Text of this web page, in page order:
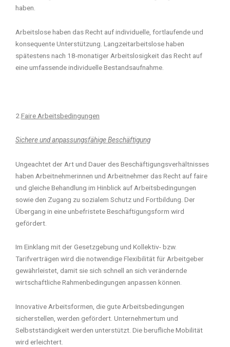
haben.
Arbeitslose haben das Recht auf individuelle, fortlaufende und
konsequente Unterstützung. Langzeitarbeitslose haben
spätestens nach 18-monatiger Arbeitslosigkeit das Recht auf
eine umfassende individuelle Bestandsaufnahme.
2. Faire Arbeitsbedingungen
Sichere und anpassungsfähige Beschäftigung
Ungeachtet der Art und Dauer des Beschäftigungsverhältnisses
haben Arbeitnehmerinnen und Arbeitnehmer das Recht auf faire
und gleiche Behandlung im Hinblick auf Arbeitsbedingungen
sowie den Zugang zu sozialem Schutz und Fortbildung. Der
Übergang in eine unbefristete Beschäftigungsform wird
gefördert.
Im Einklang mit der Gesetzgebung und Kollektiv- bzw.
Tarifverträgen wird die notwendige Flexibilität für Arbeitgeber
gewährleistet, damit sie sich schnell an sich verändernde
wirtschaftliche Rahmenbedingungen anpassen können.
Innovative Arbeitsformen, die gute Arbeitsbedingungen
sicherstellen, werden gefördert. Unternehmertum und
Selbstständigkeit werden unterstützt. Die berufliche Mobilität
wird erleichtert.